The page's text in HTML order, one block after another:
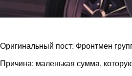
Оригинальный пост: Фронтмен
Причина: маленькая сумма,